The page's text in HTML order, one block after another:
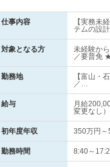
仕事内容
【実務未
テムの設
対象となる方
未経験か
／要普免
勤務地
【富山・
／…
給与
月給
変更なし）
初年度年収 350万円～
勤務時間 8:40～